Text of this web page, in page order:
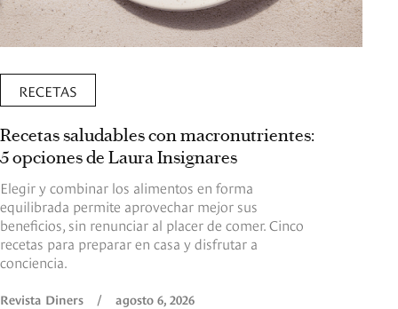
RECETAS
Recetas saludables con macronutrientes:
5 opciones de Laura Insignares
Elegir y combinar los alimentos en forma
equilibrada permite aprovechar mejor sus
beneficios, sin renunciar al placer de comer. Cinco
recetas para preparar en casa y disfrutar a
conciencia.
Revista Diners / agosto 6, 2026